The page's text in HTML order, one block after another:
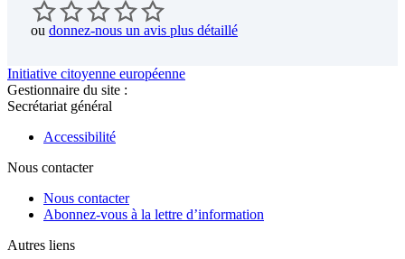
ou donnez-nous un avis plus détaillé
Initiative citoyenne européenne
Gestionnaire du site :
Secrétariat général
Accessibilité
Nous contacter
Nous contacter
Abonnez-vous à la lettre d’information
Autres liens